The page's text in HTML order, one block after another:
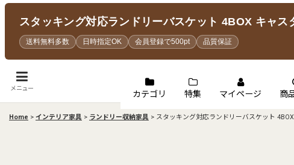
スタッキング対応ランドリーバスケット 4BOX キャス
送料無料多数 日時指定OK 会員登録で500pt 品質保証
メニュー
カテゴリ 特集 マイページ 商
Home > インテリア家具 > ランドリー収納家具 > スタッキング対応ランドリーバスケット